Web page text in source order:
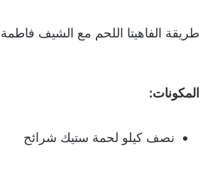
طريقة الفاهيتا اللحم مع الشيف
المكونات:
نصف كيلو لحمة ستيك شرائح